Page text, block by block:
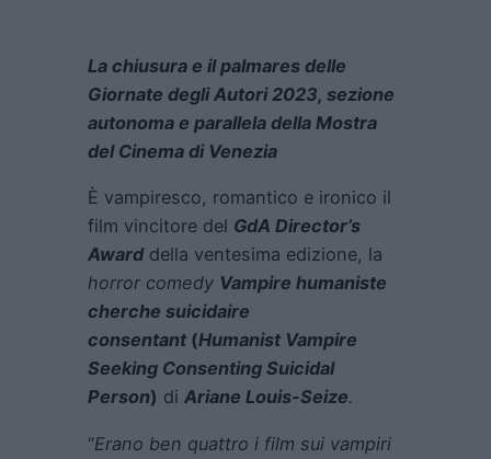
La chiusura e il palmares delle
Giornate degli Autori 2023, sezione
autonoma e parallela della Mostra
del Cinema di Venezia
È vampiresco, romantico e ironico il
film vincitore del GdA Director’s
Awarddella ventesima edizione, la
horror comedy Vampire humaniste
cherche suicidaire
consentant (Humanist Vampire
Seeking Consenting Suicidal
Person) di Ariane Louis-Seize.
“Erano ben quattro i film sui vampiri